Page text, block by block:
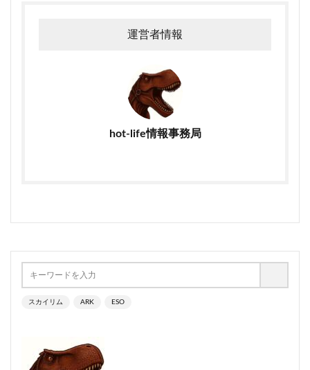
運営者情報
hot-life情報事務局
スカイリム ARK ESO